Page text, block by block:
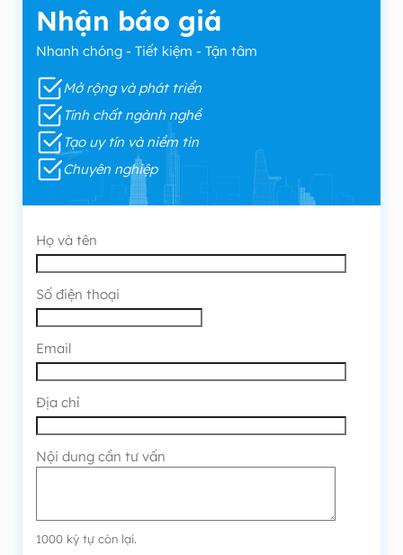
Nhận báo giá
Nhanh chóng - Tiết kiệm - Tận tâm
Mở rộng và phát triển
Tính chất ngành nghề
Tạo uy tín và niềm tin
Chuyên nghiệp
Họ và tên
Số điện thoại
Email
Địa chỉ
Nội dung cần tư vấn
1000 ký tự còn lại.